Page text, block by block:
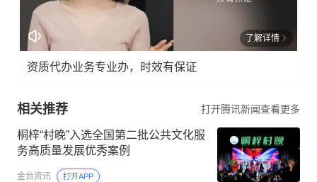
了解详情
资质代办业务专业办，时效有保证
相关推荐 打开腾讯新闻查看更多
桐梓“村晚”入选全国第二批公共文化服
务高质量发展优秀案例
金台资讯 打开APP